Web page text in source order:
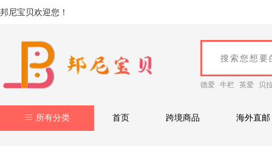
邦尼宝贝欢迎您！
德爱 牛栏 英爱 贝
所有分类 首页 跨境商品 海外直邮